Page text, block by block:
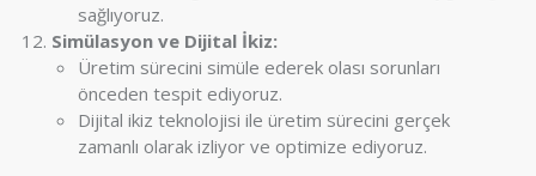
sağlıyoruz.
Simülasyon ve Dijital İkiz:
Üretim sürecini simüle ederek olası sorunları
önceden tespit ediyoruz.
Dijital ikiz teknolojisi ile üretim sürecini gerçek
zamanlı olarak izliyor ve optimize ediyoruz.